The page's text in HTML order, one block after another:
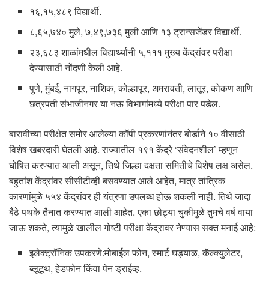
१६,१५,४८९ विद्यार्थी.
८,६५,७४० मुले, ७,४९,७३६ मुली आणि १३ ट्रान्सजेंडर विद्यार्थी.
२३,६८३ शाळांमधील विद्यार्थ्यांनी ५,१११ मुख्य केंद्रांवर परीक्षा
देण्यासाठी नोंदणी केली आहे.
पुणे, मुंबई, नागपूर, नाशिक, कोल्हापूर, अमरावती, लातूर, कोकण आणि
छत्रपती संभाजीनगर या नऊ विभागांमध्ये परीक्षा पार पडेल.
बारावीच्या परीक्षेत समोर आलेल्या कॉपी प्रकरणांनंतर बोर्डाने १० वीसाठी
विशेष खबरदारी घेतली आहे. राज्यातील १९१ केंद्रे ‘संवेदनशील’ म्हणून
घोषित करण्यात आली असून, तिथे जिल्हा दक्षता समितीचे विशेष लक्ष असेल.
बहुतांश केंद्रांवर सीसीटीव्ही बसवण्यात आले आहेत, मात्र तांत्रिक
कारणांमुळे ५५४ केंद्रांवर ही यंत्रणा उपलब्ध होऊ शकली नाही. तिथे जादा
बैठे पथके तैनात करण्यात आली आहेत. एका छोट्या चुकीमुळे तुमचे वर्ष वाया
जाऊ शकते, त्यामुळे खालील गोष्टी परीक्षा केंद्रावर नेण्यास सक्त मनाई आहे:
इलेक्ट्रॉनिक उपकरणे:मोबाईल फोन, स्मार्ट घड्याळ, कॅल्क्युलेटर,
ब्लूटूथ, हेडफोन किंवा पेन ड्राईव्ह.